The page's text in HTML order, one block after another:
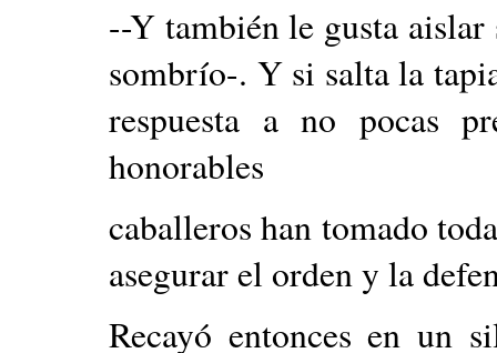
--Y también le gusta
sombrío-. Y si salta la
respuesta a no pocas
honorables
caballeros han tomado
asegurar el orden y la
Recayó entonces en un